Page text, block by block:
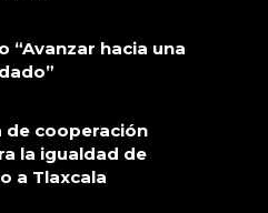
“Avanzar hacia una
de cooperación
la igualdad de
a Tlaxcala